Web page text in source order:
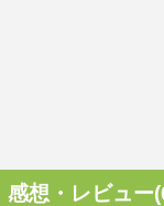
感想・レビュー